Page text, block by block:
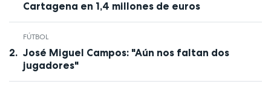
Cartagena en 1,4 millones de euros
FÚTBOL
José Miguel Campos: "Aún nos faltan dos
jugadores"